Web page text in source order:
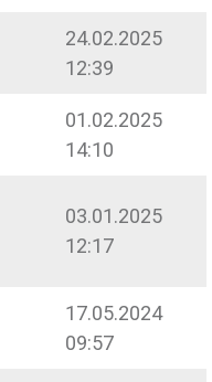
24.02.2025
12:39
01.02.2025
14:10
03.01.2025
12:17
17.05.2024
09:57